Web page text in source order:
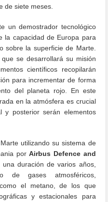
de siete meses.
un demostrador tecnológico
la capacidad de Europa para
sobre la superficie de Marte.
se desarrollará su misión
científicos recopilarán
para incrementar de forma
del planeta rojo. En este
en la atmósfera es crucial
y posterior serán elementos
utilizando su sistema de
porAirbus Defence and
una duración de varios años,
de gases atmosféricos,
el metano, de los que
y estacionales para